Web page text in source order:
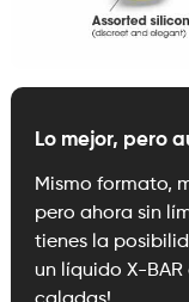
Lo mejor, pero
Mismo formato,
pero ahora sin
tienes la
un líquido X-